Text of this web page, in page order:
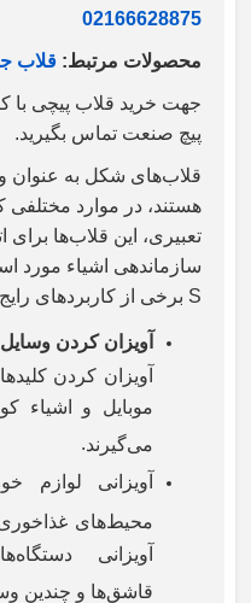
02166628875
محصولات مرتبط: قلاب
جهت خرید قلاب پیچی
پیچ صنعت تماس بگیرید.
قلاب‌های شکل به عنوان
هستند، در موارد مختلفی
تعبیری، این قلاب‌ها برای
سازماندهی اشیاء مورد
برخی از کاربردهای S
آویزان کردن
آویزان کردن
موبایل و اشیاء
می‌گیرند.
آویزانی لوازم
محیط‌های
آویزانی
قاشق‌ها و چندین